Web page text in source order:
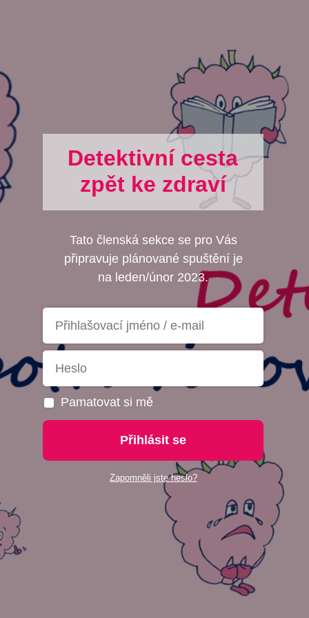
Detektivní cesta
zpět ke zdraví
Tato členská sekce se pro Vás
připravuje plánované spuštění je
na leden/únor 2023.
Pamatovat si mě
Přihlásit se
Zapomněli jste heslo?